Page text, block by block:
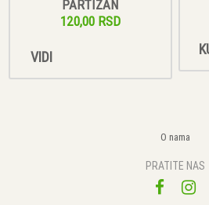
PARTIZAN
120,00 RSD
VIDI
O nama
PRATITE NAS